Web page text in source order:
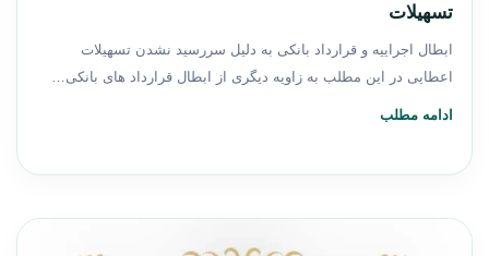
تسهیلات
ابطال اجراییه و قرارداد بانکی به دلیل سررسید نشدن تسهیلات
اعطایی در این مطلب به زاویه دیگری از ابطال قرارداد های بانکی…
ادامه مطلب